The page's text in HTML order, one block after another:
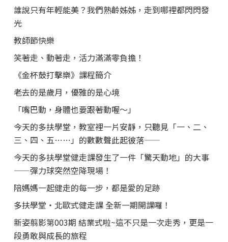
誰說只有年輕能美？我們熟齡姊姊，走到哪裡都閃閃發
光
教師節快樂
笑著走、動著走，活力滿滿零負擔！
《金杯鼓打擊樂》課程簡介
老去的是歲月，優雅的是心境
「嘴巴動，身體也要跟著動喔～」
今天的多扶學堂，教室裡一片安靜，只聽見「一、二、
三、四、五……」的數數聲此起彼落——
今天的多扶學堂健走課發生了一件「驚天動地」的大事
——彈力球突然空降現場！
陪媽媽一起健走的每一步，都是愛的足跡
多扶學堂・北歐式健走課 全新一期開課囉！
新姿翦影第003期 結業式啦~這不只是一次走秀，更是一
段勇敢與成長的旅程